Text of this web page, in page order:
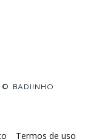
BADIINHO
Termos de uso